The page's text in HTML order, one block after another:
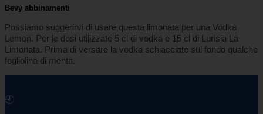
Bevy abbinamenti
Possiamo suggerirvi di usare questa limonata per una Vodka
Lemon. Per le dosi utilizzate 5 cl di vodka e 15 cl di Lurisia La
Limonata. Prima di versare la vodka schiacciate sul fondo qualche
fogliolina di menta.
🕘